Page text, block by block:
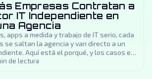
Empresas Contratan a
IT Independiente en
Agencia
apps a medida y trabajo de IT serio, cada
se saltan la agencia y van directo a un
Aquí está el porqué, y los casos en
verdad es la mejor opción.
de lectura